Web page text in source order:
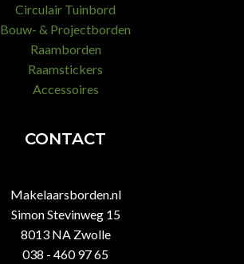
Circulair Tuinbord
Bouw- & Projectborden
Raamborden
Raamstickers
Accessoires
CONTACT
Makelaarsborden.nl
Simon Stevinweg 15
8013 NA Zwolle
038 - 460 97 65